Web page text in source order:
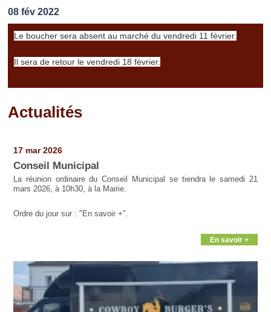
08 fév 2022
Le boucher sera absent au marché du vendredi 11 février.
Il sera de retour le vendredi 18 février.
Actualités
17 mar 2026
Conseil Municipal
La réunion ordinaire du Conseil Municipal se tiendra le samedi 21
mars 2026, à 10h30, à la Mairie.
Ordre du jour sur : "En savoir +".
En savoir +
Pages